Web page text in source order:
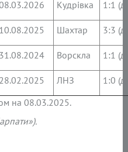
Кудрівка 1:1 (д)
10.08.2025 Шахтар 3:3 (д)
31.08.2024 Ворскла 1:1 (д)
28.02.2025 ЛНЗ
1:0 (д)
на 08.03.2025.